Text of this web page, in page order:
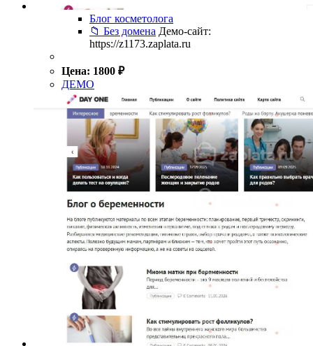
Блог косметолога
📁 Без домена Демо-сайт:
https://z1173.zaplata.ru
Цена: 1800 ₽
ДЕМО